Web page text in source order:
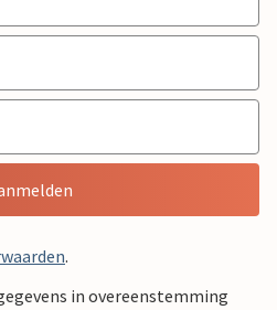
.
in overeenstemming